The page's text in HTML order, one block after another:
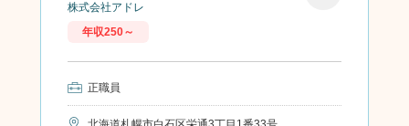
株式会社アドレ
年収250～
正職員